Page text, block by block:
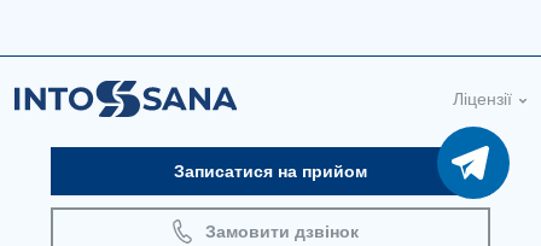
Урологія
Фізіотерапія
Для дітей
Ліцензії
Записатися на прийом
Замовити дзвінок